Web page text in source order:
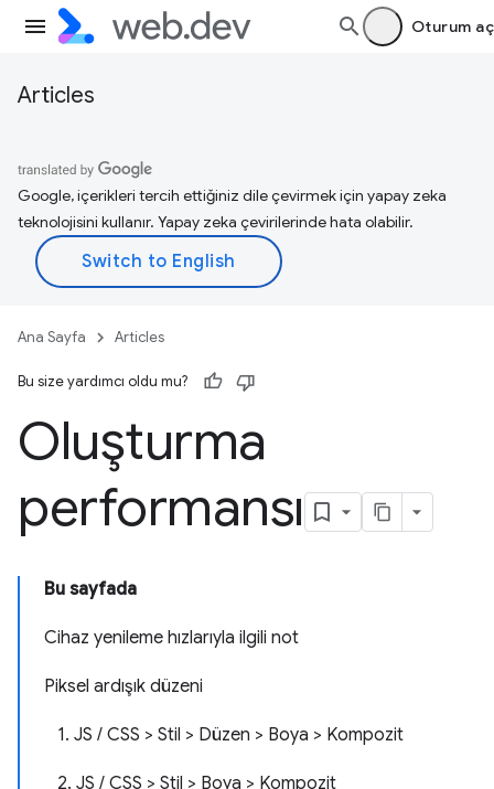
Oturum aç
Articles
Google, içerikleri tercih ettiğiniz dile çevirmek için yapay zeka
teknolojisini kullanır. Yapay zeka çevirilerinde hata olabilir.
Ana Sayfa Articles
Bu size yardımcı oldu mu?
Oluşturma
performansı
Bu sayfada
Cihaz yenileme hızlarıyla ilgili not
Piksel ardışık düzeni
1. JS / CSS > Stil > Düzen > Boya > Kompozit
2. JS / CSS > Stil > Boya > Kompozit